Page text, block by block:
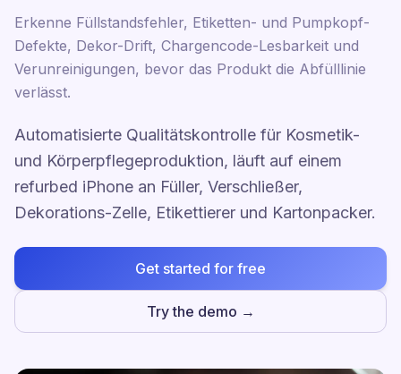
Erkenne Füllstandsfehler, Etiketten- und Pumpkopf-
Defekte, Dekor-Drift, Chargencode-Lesbarkeit und
Verunreinigungen, bevor das Produkt die Abfülllinie
verlässt.
Automatisierte Qualitätskontrolle für Kosmetik-
und Körperpflegeproduktion, läuft auf einem
refurbed iPhone an Füller, Verschließer,
Dekorations-Zelle, Etikettierer und Kartonpacker.
Get started for free
Try the demo →